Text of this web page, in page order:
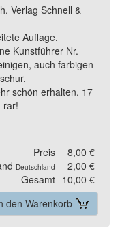
Verlag Schnell &
Auflage.
Kunstführer Nr.
auch farbigen
schön erhalten. 17
rar!
Preis
8,00 €
Deutschland
2,00 €
Gesamt 10,00 €
den Warenkorb